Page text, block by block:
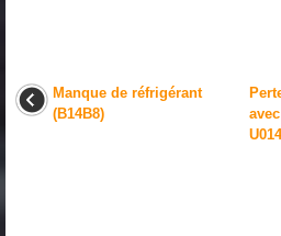
Manque de réfrigérant
(B14B8)